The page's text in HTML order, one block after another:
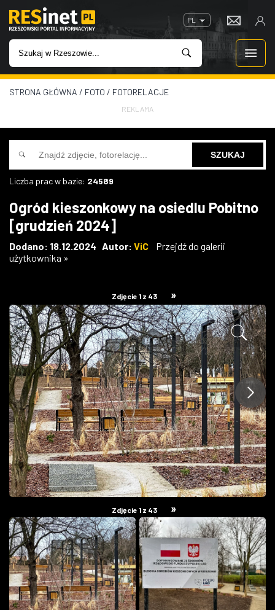
PL
WIADOMOŚCI
INWESTYCJE
IMPREZY
W KINACH
GASTRONOMIA
W RZESZOWIE
STRONA GŁÓWNA / FOTO / FOTORELACJE
REKLAMA
Liczba prac w bazie: 24589
Ogród kieszonkowy na osiedlu Pobitno
[grudzień 2024]
Dodano: 18.12.2024 Autor: ViC
Przejdź do galerii
użytkownika »
Zdjęcie 1 z 43 »
Zdjęcie 1 z 43 »